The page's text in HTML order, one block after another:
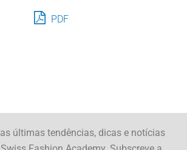
PDF
últimas tendências, dicas e notícias